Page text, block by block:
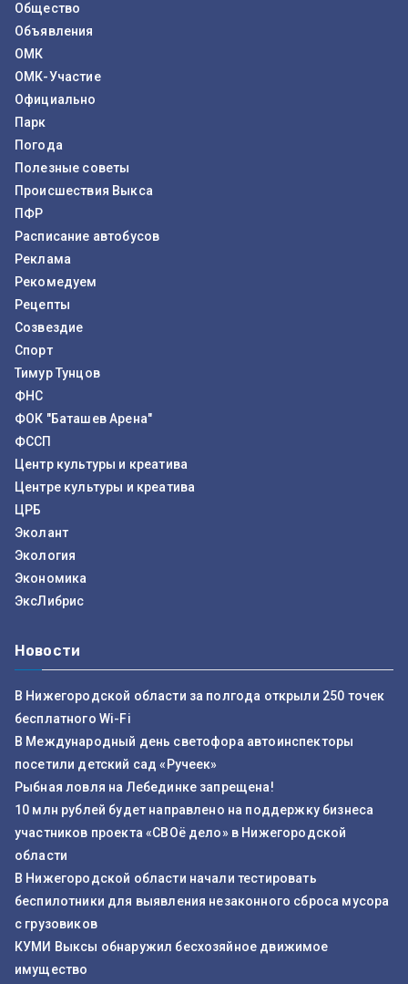
Общество
Объявления
ОМК
ОМК-Участие
Официально
Парк
Погода
Полезные советы
Происшествия Выкса
ПФР
Расписание автобусов
Реклама
Рекомедуем
Рецепты
Созвездие
Спорт
Тимур Тунцов
ФНС
ФОК "Баташев Арена"
ФССП
Центр культуры и креатива
Центре культуры и креатива
ЦРБ
Эколант
Экология
Экономика
ЭксЛибрис
Новости
В Нижегородской области за полгода открыли 250 точек
бесплатного Wi-Fi
В Международный день светофора автоинспекторы
посетили детский сад «Ручеек»
Рыбная ловля на Лебединке запрещена!
10 млн рублей будет направлено на поддержку бизнеса
участников проекта «СВОё дело» в Нижегородской
области
В Нижегородской области начали тестировать
беспилотники для выявления незаконного сброса мусора
с грузовиков
КУМИ Выксы обнаружил бесхозяйное движимое
имущество